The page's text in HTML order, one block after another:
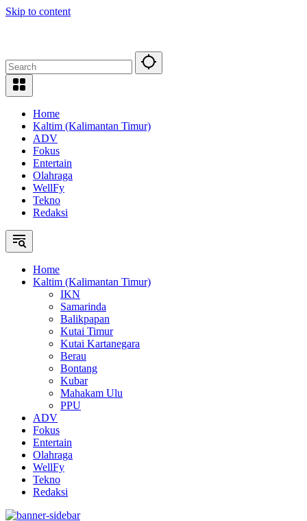
Skip to content
Home
Kaltim (Kalimantan Timur)
ADV
Fokus
Entertain
Olahraga
WellFy
Tekno
Redaksi
Home
Kaltim (Kalimantan Timur)
IKN
Samarinda
Balikpapan
Kutai Timur
Kutai Kartanegara
Berau
Bontang
Kubar
Mahakam Ulu
PPU
ADV
Fokus
Entertain
Olahraga
WellFy
Tekno
Redaksi